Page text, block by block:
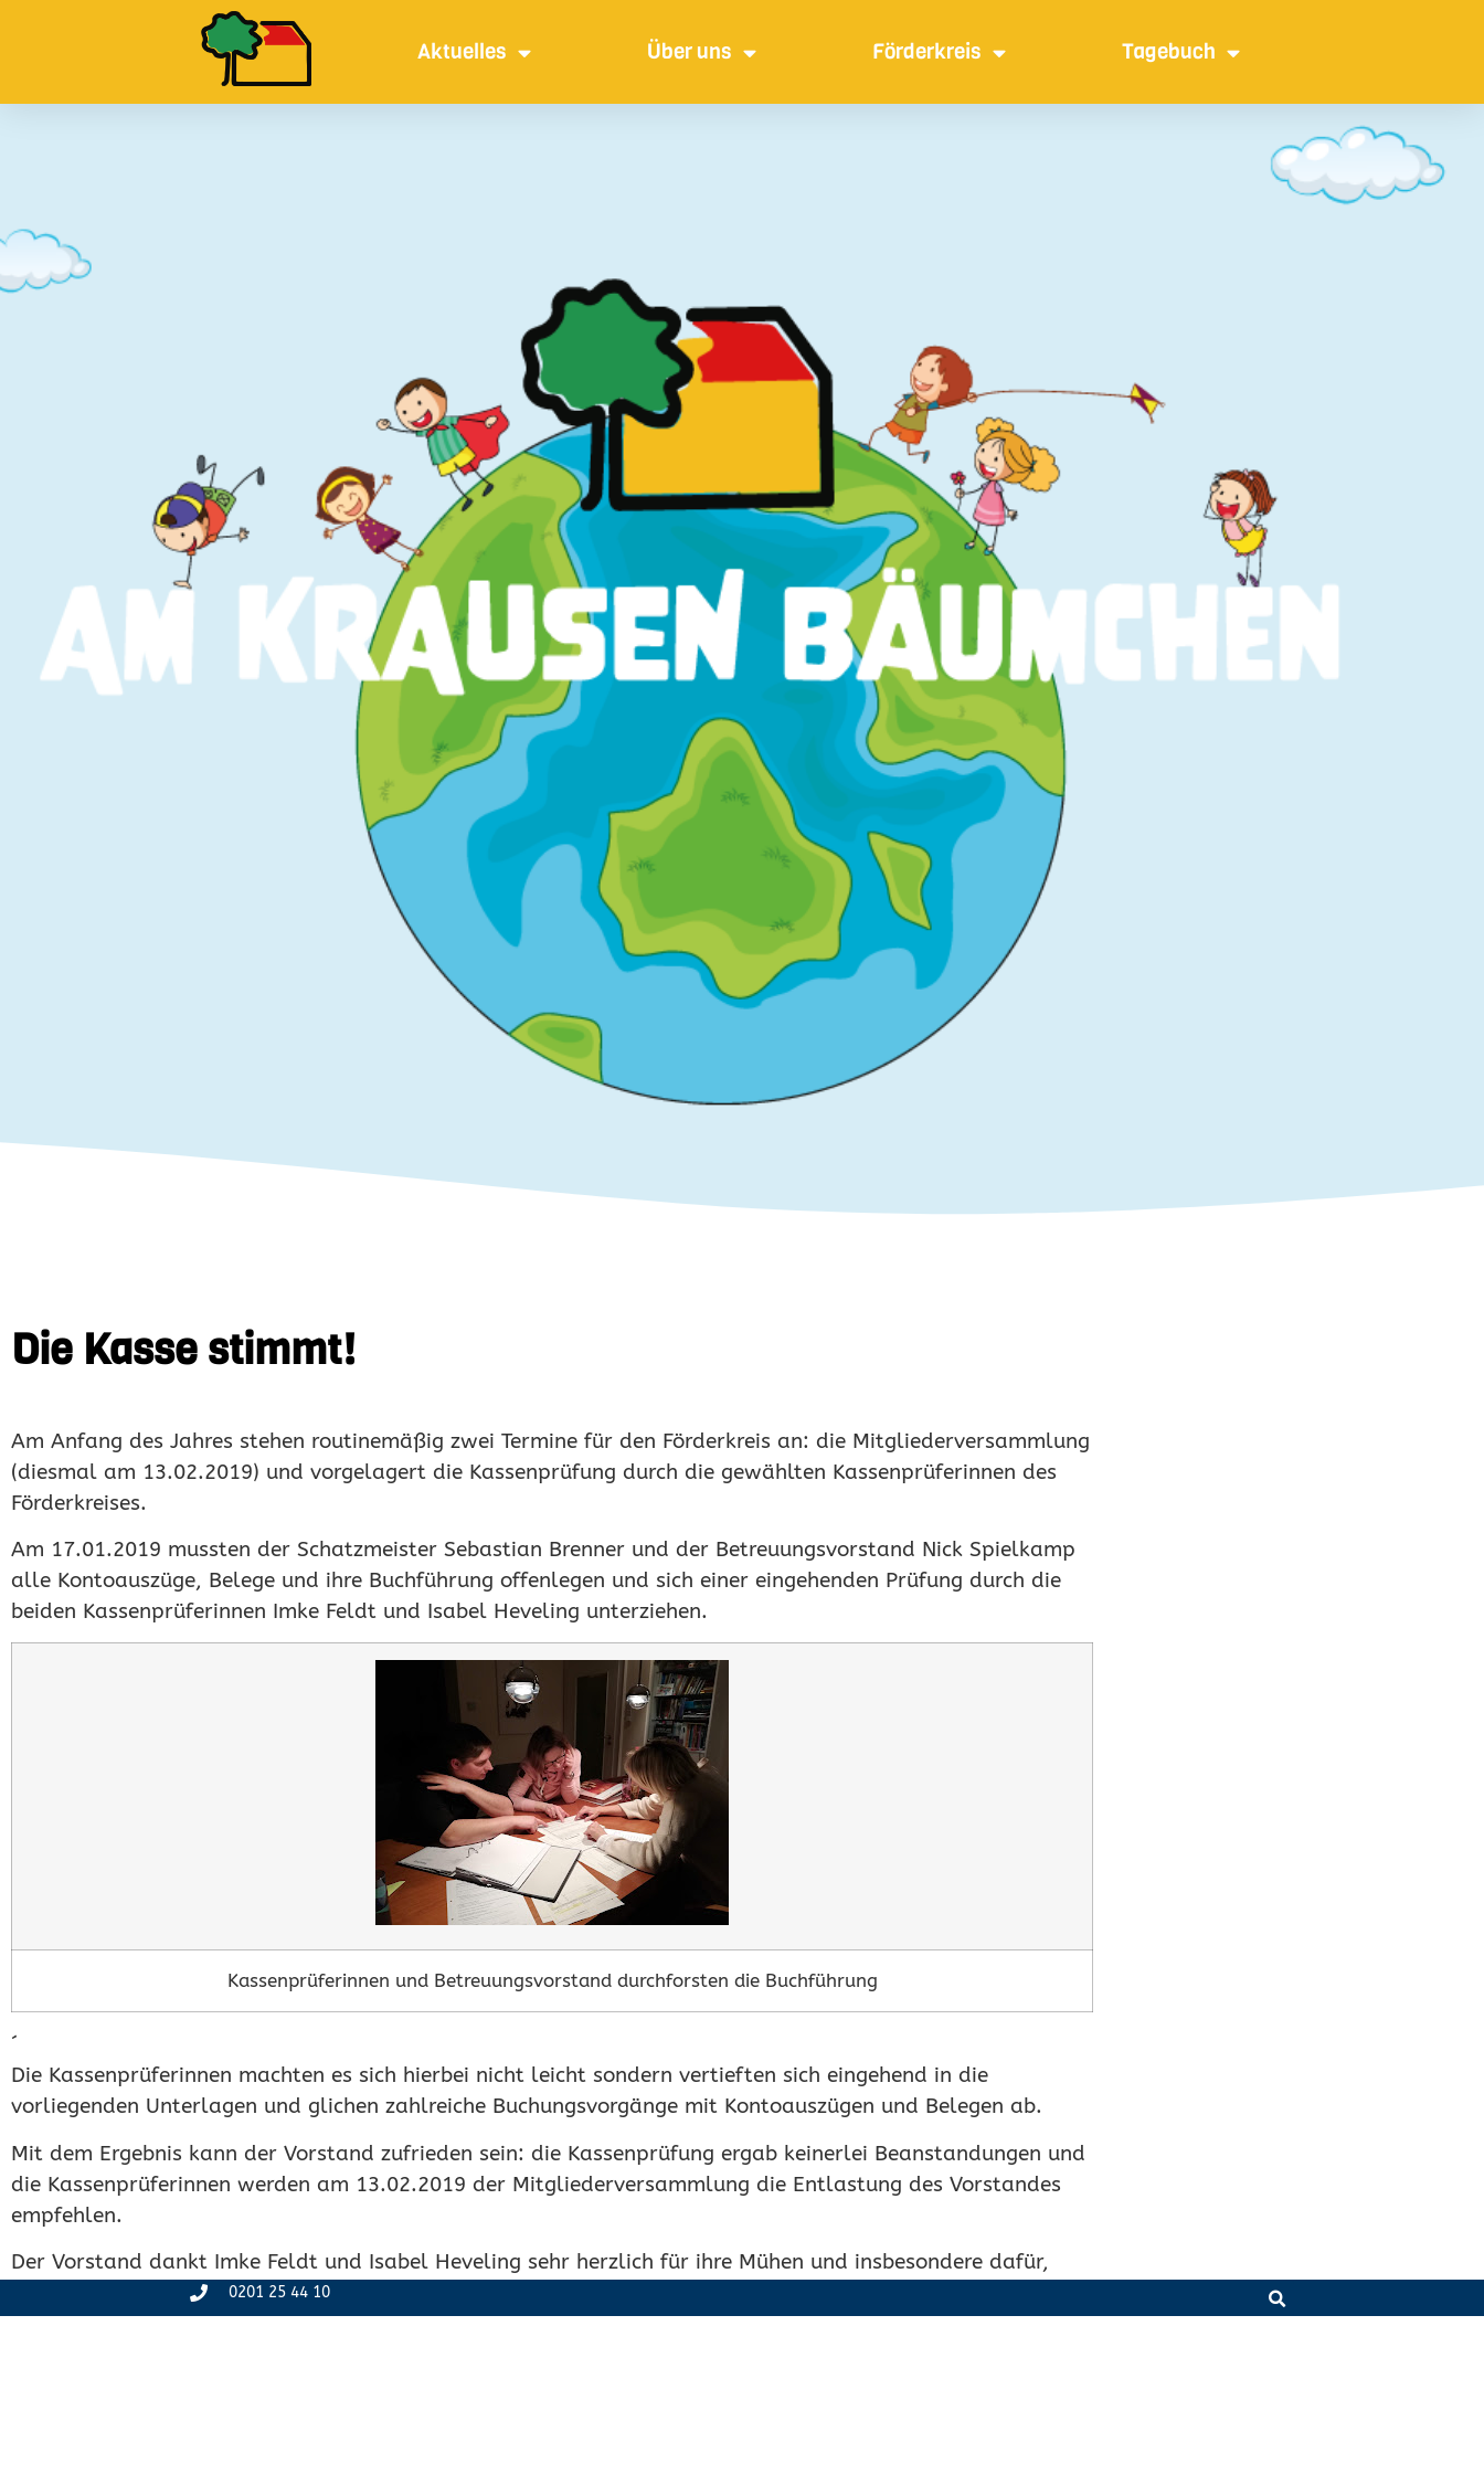
Aktuelles Über uns Förderkreis Tagebuch
Die Kasse stimmt!
Am Anfang des Jahres stehen routinemäßig zwei Termine für den Förderkreis an: die Mitgliederversammlung
(diesmal am 13.02.2019) und vorgelagert die Kassenprüfung durch die gewählten Kassenprüferinnen des
Förderkreises.
Am 17.01.2019 mussten der Schatzmeister Sebastian Brenner und der Betreuungsvorstand Nick Spielkamp
alle Kontoauszüge, Belege und ihre Buchführung offenlegen und sich einer eingehenden Prüfung durch die
beiden Kassenprüferinnen Imke Feldt und Isabel Heveling unterziehen.
Kassenprüferinnen und Betreuungsvorstand durchforsten die Buchführung
´
Die Kassenprüferinnen machten es sich hierbei nicht leicht sondern vertieften sich eingehend in die
vorliegenden Unterlagen und glichen zahlreiche Buchungsvorgänge mit Kontoauszügen und Belegen ab.
Mit dem Ergebnis kann der Vorstand zufrieden sein: die Kassenprüfung ergab keinerlei Beanstandungen und
die Kassenprüferinnen werden am 13.02.2019 der Mitgliederversammlung die Entlastung des Vorstandes
empfehlen.
Der Vorstand dankt Imke Feldt und Isabel Heveling sehr herzlich für ihre Mühen und insbesondere dafür,
dass sie auch weiterhin als Kassenprüferinnen zur Verfügung stehen werden.
0201 25 44 10